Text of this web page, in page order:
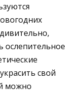
ослепительное
свой
можно